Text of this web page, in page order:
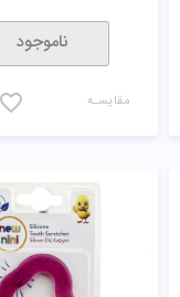
ناموجود
مقایسـه